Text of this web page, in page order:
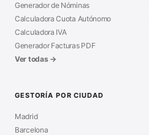
Generador de Nóminas
Calculadora Cuota Autónomo
Calculadora IVA
Generador Facturas PDF
Ver todas →
GESTORÍA POR CIUDAD
Madrid
Barcelona